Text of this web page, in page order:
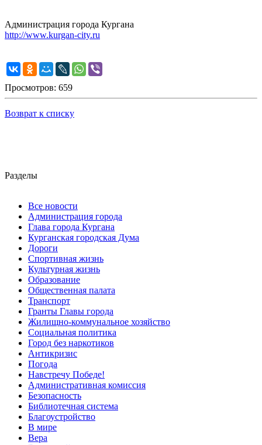
Администрация города Кургана
http://www.kurgan-city.ru
Просмотров: 659
Возврат к списку
Разделы
Все новости
Администрация города
Глава города Кургана
Курганская городская Дума
Дороги
Спортивная жизнь
Культурная жизнь
Образование
Общественная палата
Транспорт
Гранты Главы города
Жилищно-коммунальное хозяйство
Социальная политика
Город без наркотиков
Антикризис
Погода
Навстречу Победе!
Административная комиссия
Безопасность
Библиотечная система
Благоустройство
В мире
Вера